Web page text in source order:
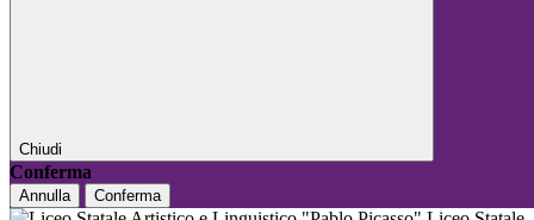
Chiudi
Conferma
Annulla Conferma